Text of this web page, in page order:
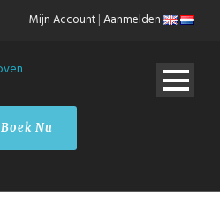
Mijn Account|Aanmelden
Boek Nu